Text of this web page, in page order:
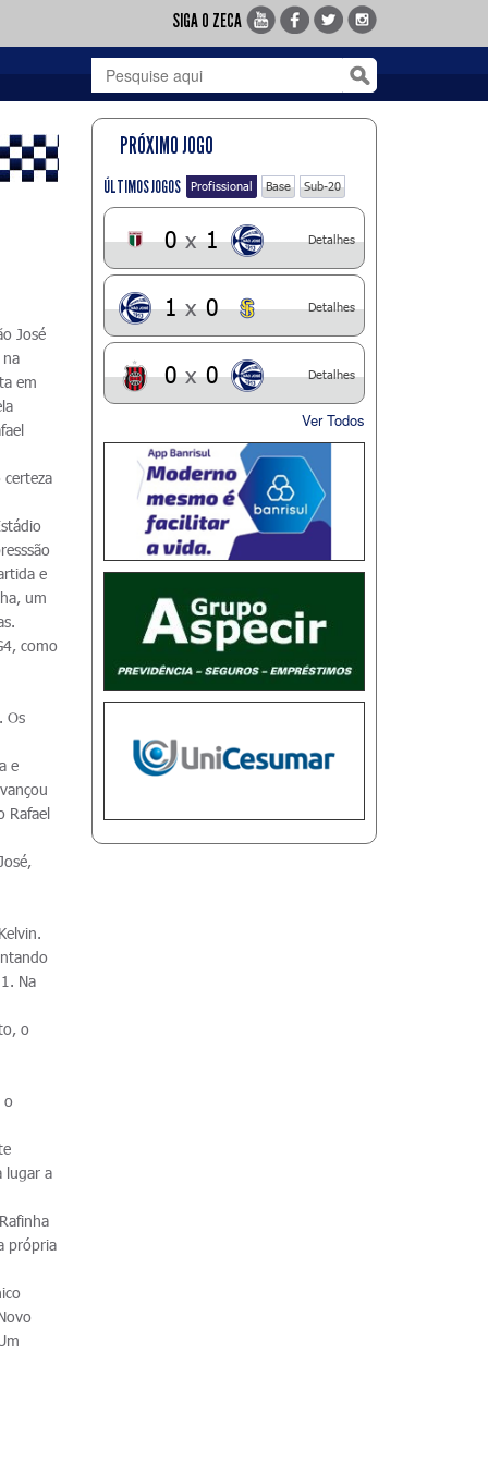
SIGA O ZECA
José
em
e
um
como
Os
e
Rafael
Na
o
o
lugar a
própria
PRÓXIMO JOGO
ÚLTIMOS JOGOS Profissional Base Sub-20
0 x 1 Detalhes
1 x 0 Detalhes
0 x 0 Detalhes
Ver Todos